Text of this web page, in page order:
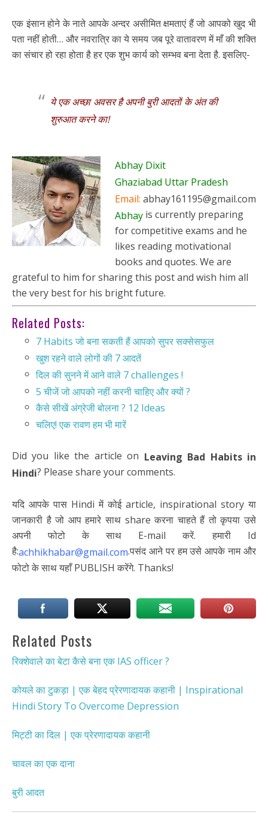
एक इंसान होने के नाते आपके अन्दर असीमित क्षमताएं हैं जो आपको खुद भी
पता नहीं होती… और नवरात्रि का ये समय जब पूरे वातावरण में माँ की शक्ति
का संचार हो रहा होता है हर एक शुभ कार्य को सम्भव बना देता है. इसलिए-
ये एक अच्छा अवसर है अपनी बुरी आदतों के अंत की
शुरुआत करने का!
Abhay Dixit
Ghaziabad Uttar Pradesh
Email: abhay161195@gmail.com
Abhay is currently preparing
for competitive exams and he
likes reading motivational
books and quotes. We are
grateful to him for sharing this post and wish him all
the very best for his bright future.
Related Posts:
7 Habits जो बना सकती हैं आपको सुपर सक्सेसफुल
खुश रहने वाले लोगों की 7 आदतें
दिल की सुनने में आने वाले 7 challenges !
5 चीजें जो आपको नहीं करनी चाहिए और क्यों ?
कैसे सीखें अंग्रेजी बोलना ? 12 Ideas
चलिए! एक रावण हम भी मारें
Did you like the article on Leaving Bad Habits in
Hindi? Please share your comments.
यदि आपके पास Hindi में कोई article, inspirational story या
जानकारी है जो आप हमारे साथ share करना चाहते हैं तो कृपया उसे
अपनी फोटो के साथ E-mail करें. हमारी Id
है:achhikhabar@gmail.com.पसंद आने पर हम उसे आपके नाम और
फोटो के साथ यहाँ PUBLISH करेंगे. Thanks!
Related Posts
रिक्शेवाले का बेटा कैसे बना एक IAS officer ?
कोयले का टुकड़ा | एक बेहद प्रेरणादायक कहानी | Inspirational
Hindi Story To Overcome Depression
मिट्टी का दिल | एक प्रेरणादायक कहानी
चावल का एक दाना
बुरी आदत